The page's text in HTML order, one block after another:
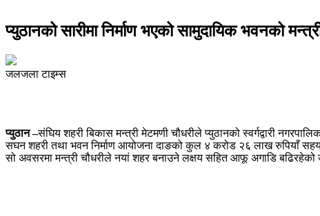
प्युठानको सारीमा निर्माण भएको सामुदायिक भवनको मन्त्री
जलजला टाइम्स
प्युठान –संघिय शहरी बिकास मन्त्री मेटमणी चौधरीले प्युठानको स्वर्गद्वारी
सघन शहरी तथा भवन निर्माण आयोजना दाङको कुल ४ करोड २६ लाख रुपियाँ
सो अवसरमा मन्त्री चौधरीले नयां शहर बनाउने लक्षय सहित आफू अगाडि बढिरहेको